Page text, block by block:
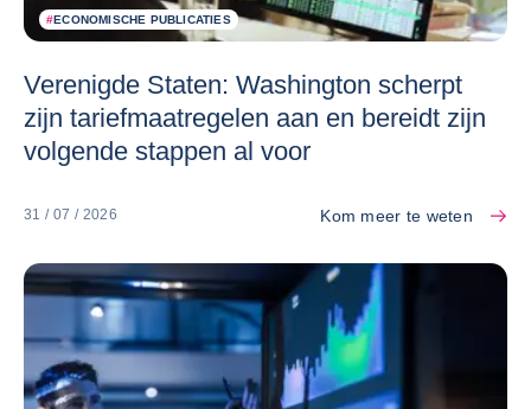
#ECONOMISCHE PUBLICATIES
Verenigde Staten: Washington scherpt
zijn tariefmaatregelen aan en bereidt zijn
volgende stappen al voor
31 / 07 / 2026 Kom meer te weten